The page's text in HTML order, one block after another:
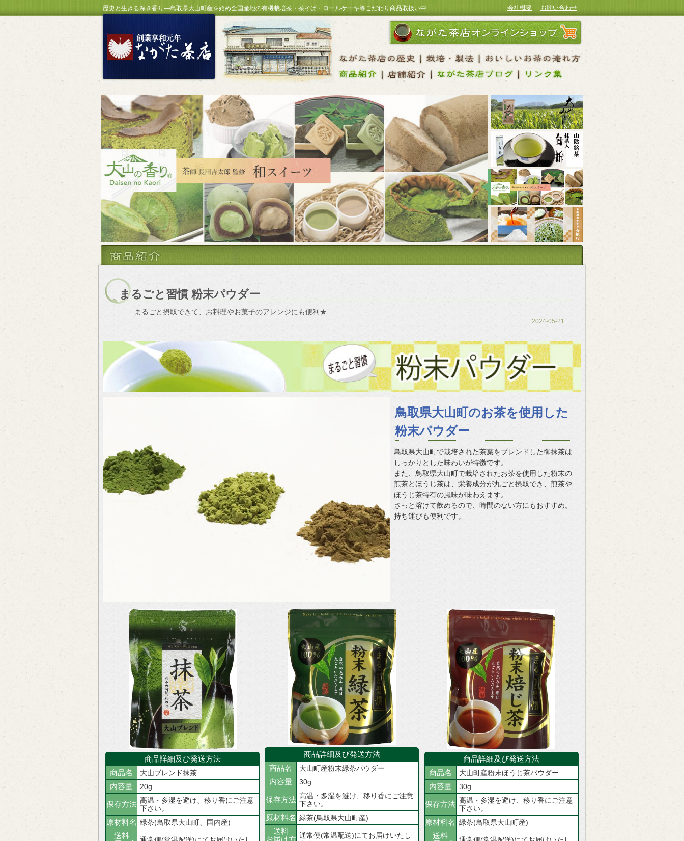
歴史と生きる深き香り―鳥取県大山町産を始め全国産地の有機栽培茶・茶そば・ロールケーキ等こだわり商品取扱い中 お問い合わせ
会社概要
まるごと習慣 粉末パウダー
まるごと摂取できて、お料理やお菓子のアレンジにも便利★
2024-05-21
鳥取県大山町のお茶を使用した
粉末パウダー
鳥取県大山町で栽培された茶葉をブレンドした御抹茶は
しっかりとした味わいが特徴です。
また、鳥取県大山町で栽培されたお茶を使用した粉末の
煎茶とほうじ茶は、栄養成分が丸ごと摂取でき、煎茶や
ほうじ茶特有の風味が味わえます。
さっと溶けて飲めるので、時間のない方にもおすすめ。
持ち運びも便利です。
商品詳細及び発送方法
商品名
大山ブレンド抹茶
内容量 20g
保存方法 高温・多湿を避け、移り香にご注意
下さい。
原材料名 緑茶(鳥取県大山町、国内産)
送料
商品詳細及び発送方法
商品名
大山町産粉末緑茶パウダー
内容量 30g
保存方法 高温・多湿を避け、移り香にご注意
下さい。
原材料名 緑茶(鳥取県大山町産)
送料
通常便(常温配送)にてお届けいたし
商品詳細及び発送方法
商品名
大山町産粉末ほうじ茶パウダー
内容量 30g
保存方法 高温・多湿を避け、移り香にご注意
下さい。
原材料名 緑茶(鳥取県大山町産)
送料